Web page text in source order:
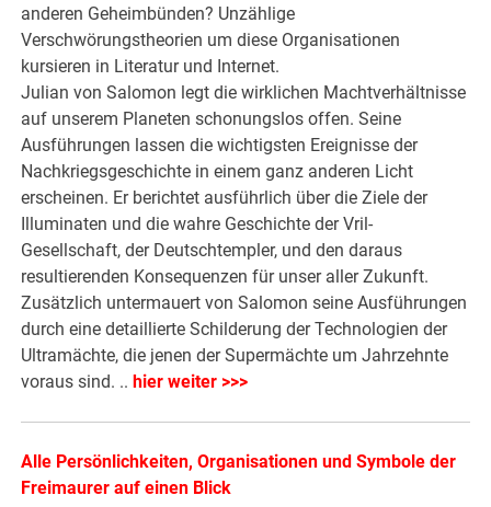
anderen Geheimbünden? Unzählige
Verschwörungstheorien um diese Organisationen
kursieren in Literatur und Internet.
Julian von Salomon legt die wirklichen Machtverhältnisse
auf unserem Planeten schonungslos offen. Seine
Ausführungen lassen die wichtigsten Ereignisse der
Nachkriegsgeschichte in einem ganz anderen Licht
erscheinen. Er berichtet ausführlich über die Ziele der
Illuminaten und die wahre Geschichte der Vril-
Gesellschaft, der Deutschtempler, und den daraus
resultierenden Konsequenzen für unser aller Zukunft.
Zusätzlich untermauert von Salomon seine Ausführungen
durch eine detaillierte Schilderung der Technologien der
Ultramächte, die jenen der Supermächte um Jahrzehnte
voraus sind. .. hier weiter >>>
Alle Persönlichkeiten, Organisationen und Symbole der
Freimaurer auf einen Blick